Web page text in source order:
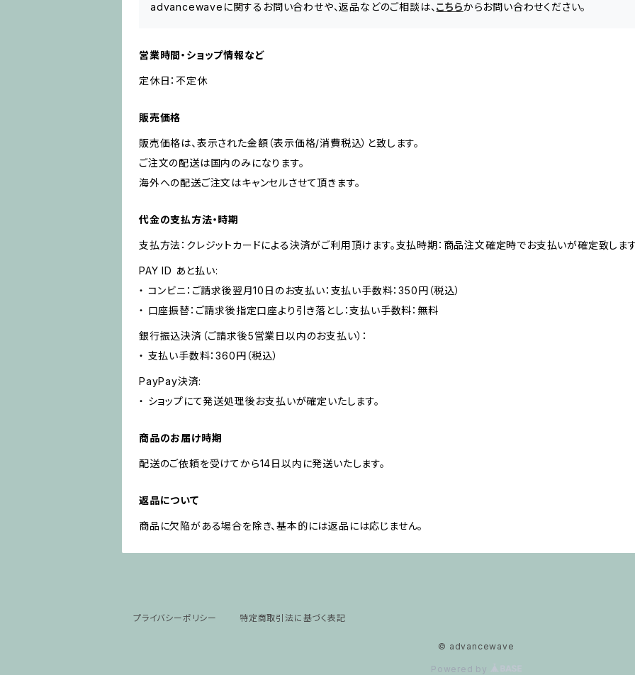
advancewaveに関するお問い合わせや、返品などのご相談は、 こちらからお問い合わせください。
営業時間・ショップ情報など
定休日：不定休
販売価格
販売価格は、表示された金額（表示価格/消費税込）と致します。
ご注文の配送は国内のみになります。
海外への配送ご注文はキャンセルさせて頂きます。
代金の支払方法・時期
支払方法：クレジットカードによる決済がご利用頂けます。支払時期：商品注文確定時でお支払いが確定致します
PAY ID あと払い:
・ コンビニ：ご請求後翌月10日のお支払い：支払い手数料：350円（税込）
・ 口座振替：ご請求後指定口座より引き落とし：支払い手数料：無料
銀行振込決済（ご請求後5営業日以内のお支払い）：
・ 支払い手数料：360円（税込）
PayPay決済:
・ ショップにて発送処理後お支払いが確定いたします。
商品のお届け時期
配送のご依頼を受けてから14日以内に発送いたします。
返品について
商品に欠陥がある場合を除き、基本的には返品には応じません。
プライバシーポリシー 特定商取引法に基づく表記
© advancewave
Powered by